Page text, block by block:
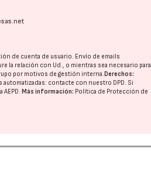
de cuenta de usuario. Envío de emails
la relación con Ud., o mientras sea necesario para
por motivos de gestión interna.Derechos:
contacte con nuestro DPD. Si
AEPD.Más información: Política de Protección de